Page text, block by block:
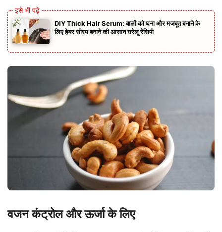
DIY Thick Hair Serum: बालों को घना और मजबूत बनाने के
लिए हेयर सीरम बनाने की आसान घरेलू रेसिपी
वजन कंट्रोल और ऊर्जा के लिए